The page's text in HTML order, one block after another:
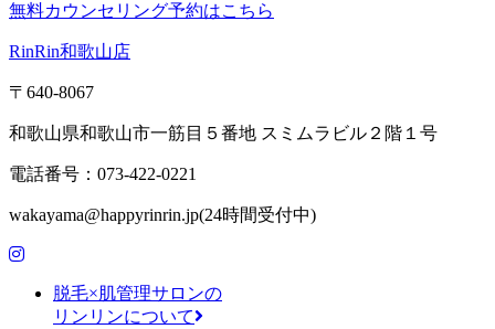
無料カウンセリング予約はこちら
RinRin和歌山店
〒640-8067
和歌山県和歌山市一筋目５番地 スミムラビル２階１号
電話番号：073-422-0221
wakayama@happyrinrin.jp(24時間受付中)
脱毛×肌管理サロンの
リンリンについて